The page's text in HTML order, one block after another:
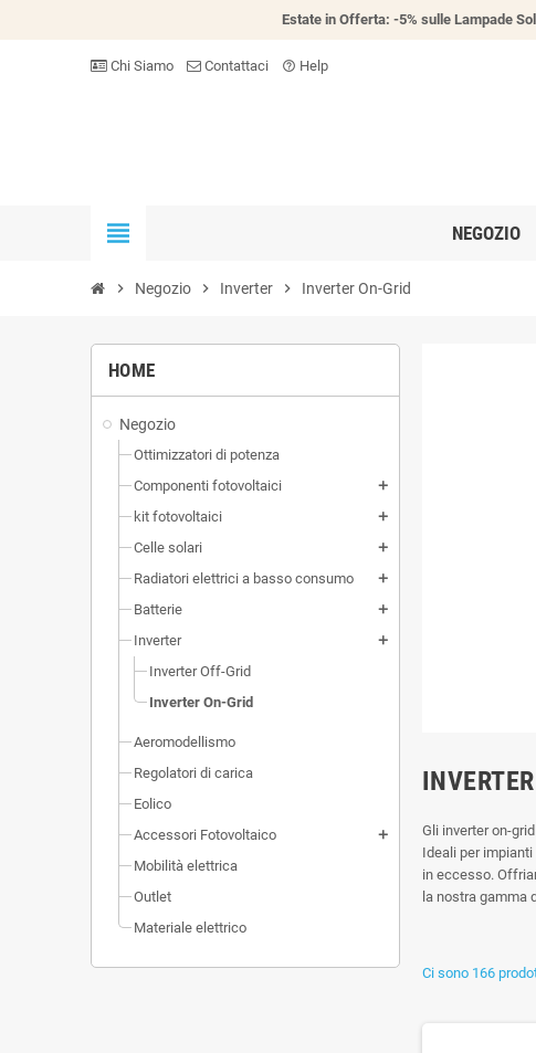
Estate in Offerta: -5% sulle Lampade
Chi Siamo Contattaci help_outline Help
view_headline NEGOZIO
chevron_right Negozio chevron_right Inverter chevron_right Inverter On-Grid
HOME
Negozio
Ottimizzatori di potenza
Componenti fotovoltaici
add
kit fotovoltaici add
Celle solari add
Radiatori elettrici a basso consumo add
Batterie add
Inverter add
Inverter Off-Grid
Inverter On-Grid
Aeromodellismo
Regolatori di carica
Eolico
Accessori Fotovoltaico
add
Mobilità elettrica
Outlet
Materiale elettrico
Gli inverter on-
Ideali per
in eccesso.
la nostra gamma
Ci sono 166